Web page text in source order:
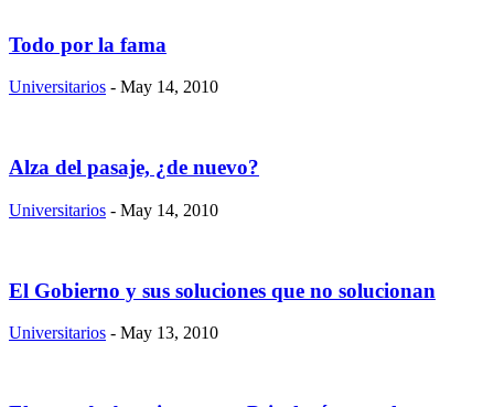
Todo por la fama
Universitarios - May 14, 2010
Alza del pasaje, ¿de nuevo?
Universitarios - May 14, 2010
El Gobierno y sus soluciones que no solucionan
Universitarios - May 13, 2010